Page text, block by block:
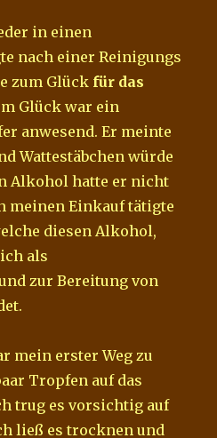
in einen
nach einer Reinigungs
zum Glück für das
Glück war ein
anwesend. Er meinte
Wattestäbchen würde
Alkohol hatte er nicht
meinen Einkauf tätigte
diesen Alkohol,
als
zur Bereitung von
mein erster Weg zu
Tropfen auf das
trug es vorsichtig auf
ließ es trocknen und